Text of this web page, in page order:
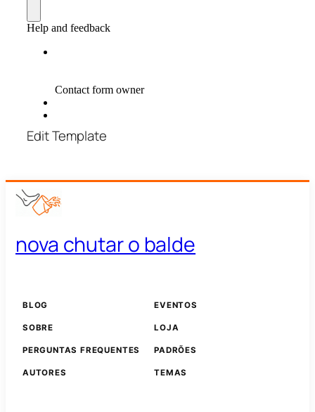
Edit Template
nova chutar o balde
BLOG
SOBRE
PERGUNTAS FREQUENTES
AUTORES
EVENTOS
LOJA
PADRÕES
TEMAS